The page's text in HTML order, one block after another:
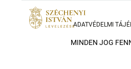
MINDEN JOG
ADATVÉDELMI